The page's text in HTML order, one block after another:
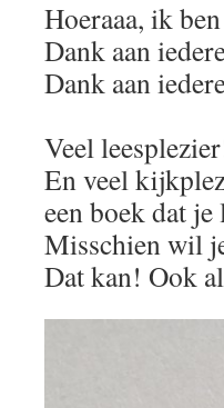
Hoeraaa, ik
Dank aan
Dank aan
Veel
En veel
een boek dat
Misschien wil
Dat kan! Ook